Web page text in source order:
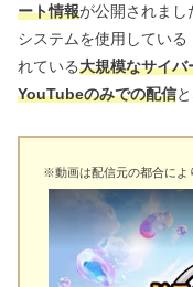
ート情報が公開されまし
システムを使用している
れている大規模なサイバ
YouTubeのみでの配信
※動画は配信元の都合によ